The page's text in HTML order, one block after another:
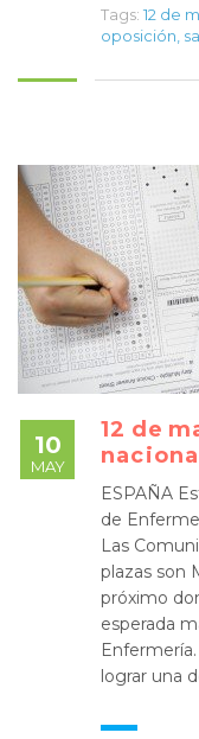
Tags: 12 de
oposición
10
MAY
12 de
ESPAÑA
de
Las
plazas son
próximo
esperada
lograr una